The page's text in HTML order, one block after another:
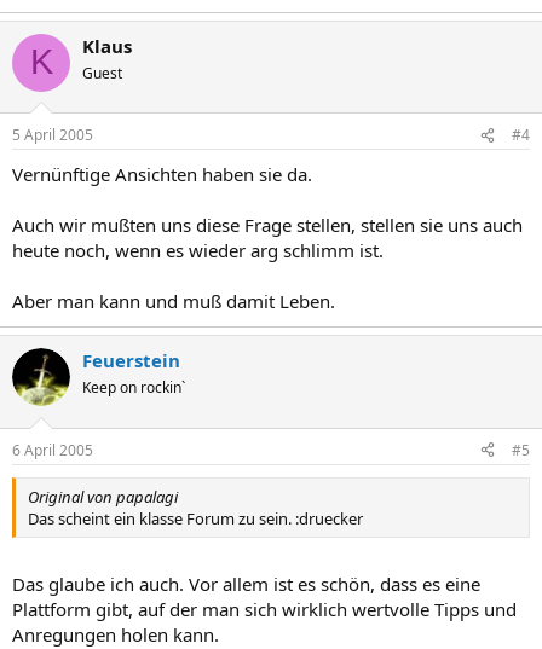
K Klaus
Guest
5 April 2005 #4
Vernünftige Ansichten haben sie da.
Auch wir mußten uns diese Frage stellen, stellen sie uns auch
heute noch, wenn es wieder arg schlimm ist.
Aber man kann und muß damit Leben.
Feuerstein
Keep on rockin`
6 April 2005 #5
Original von papalagi
Das scheint ein klasse Forum zu sein. :druecker
Das glaube ich auch. Vor allem ist es schön, dass es eine
Plattform gibt, auf der man sich wirklich wertvolle Tipps und
Anregungen holen kann.